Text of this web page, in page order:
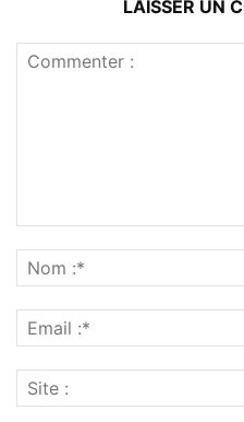
LAISSER UN